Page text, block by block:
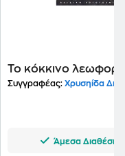
Το κόκκινο
Συγγραφέας: Χρυσηίδα
Άμεσα Διαθέσιμο